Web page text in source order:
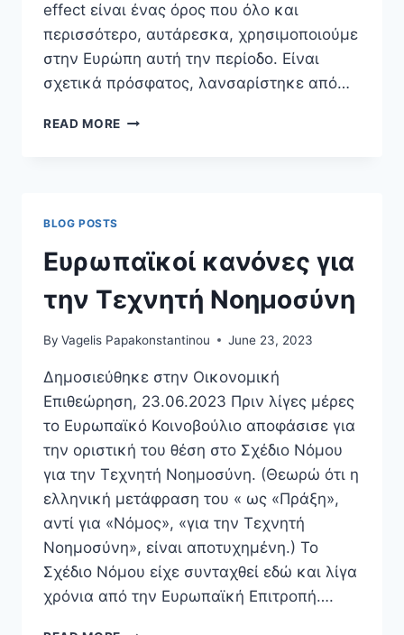
effect είναι ένας όρος που όλο και
περισσότερο, αυτάρεσκα, χρησιμοποιούμε
στην Ευρώπη αυτή την περίοδο. Είναι
σχετικά πρόσφατος, λανσαρίστηκε από…
READ MORE TO
ΠΡΩΤΙΆ
ΕΥΡΏΠΗΣ
BLOG POSTS
Ευρωπαϊκοί κανόνες για
την Τεχνητή Νοημοσύνη
By Vagelis Papakonstantinou June 23, 2023
Δημοσιεύθηκε στην Οικονομική
Επιθεώρηση, 23.06.2023 Πριν λίγες μέρες
το Ευρωπαϊκό Κοινοβούλιο αποφάσισε για
την οριστική του θέση στο Σχέδιο Νόμου
για την Τεχνητή Νοημοσύνη. (Θεωρώ ότι η
ελληνική μετάφραση του « ως «Πράξη»,
αντί για «Νόμος», «για την Τεχνητή
Νοημοσύνη», είναι αποτυχημένη.) Το
Σχέδιο Νόμου είχε συνταχθεί εδώ και λίγα
χρόνια από την Ευρωπαϊκή Επιτροπή….
ΕΥΡΩΠΑΪΚΟΊ